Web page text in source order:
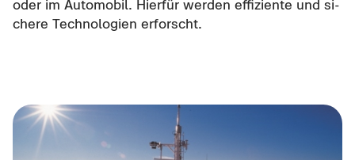
oder im Au­to­mo­bil. Hier­für wer­den ef­fi­zi­en­te und si­
che­re Tech­no­lo­gien er­forscht.